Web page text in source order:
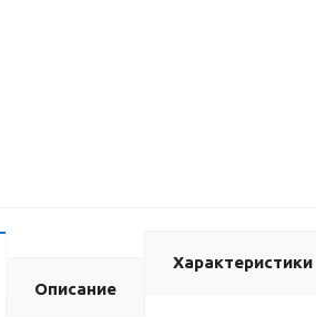
Описание
Характеристики